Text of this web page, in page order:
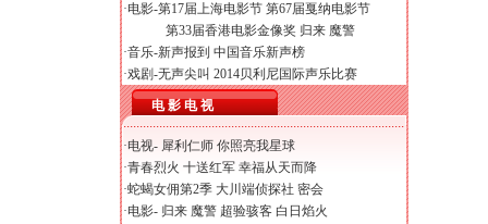
·电影-第17届上海电影节 第67届戛纳电影节
第33届香港电影金像奖 归来 魔警
·音乐-新声报到 中国音乐新声榜
·戏剧-无声尖叫 2014贝利尼国际声乐比赛
电 影 电 视
·电视- 犀利仁师 你照亮我星球
·青春烈火 十送红军 幸福从天而降
·蛇蝎女佣第2季 大川端侦探社 密会
·电影- 归来 魔警 超验骇客 白日焰火